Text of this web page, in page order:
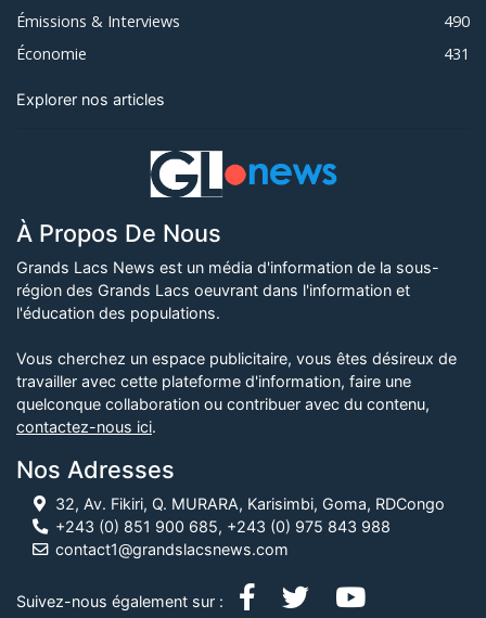
Émissions & Interviews
490
Économie
431
Explorer nos articles
À Propos De Nous
Grands Lacs News est un média d'information de la sous-
région des Grands Lacs oeuvrant dans l'information et
l'éducation des populations.
Vous cherchez un espace publicitaire, vous êtes désireux de
travailler avec cette plateforme d'information, faire une
quelconque collaboration ou contribuer avec du contenu,
contactez-nous ici.
Nos Adresses
32, Av. Fikiri, Q. MURARA, Karisimbi, Goma, RDCongo
+243 (0) 851 900 685, +243 (0) 975 843 988
contact1@grandslacsnews.com
Suivez-nous également sur :